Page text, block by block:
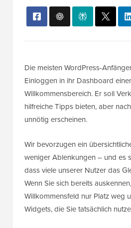
Die meisten WordPress-
Einloggen in ihr Dashboard
Willkommensbereich. Er soll
hilfreiche Tipps bieten, aber
unnötig erscheinen.
Wir bevorzugen ein
weniger Ablenkungen – und es
dass viele unserer Nutzer das
Wenn Sie sich bereits
Willkommensfeld nur Platz weg
Widgets, die Sie tatsächlich